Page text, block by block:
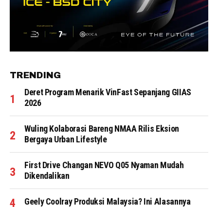
TRENDING
Deret Program Menarik VinFast Sepanjang GIIAS
2026
Wuling Kolaborasi Bareng NMAA Rilis Eksion
Bergaya Urban Lifestyle
First Drive Changan NEVO Q05 Nyaman Mudah
Dikendalikan
Geely Coolray Produksi Malaysia? Ini Alasannya